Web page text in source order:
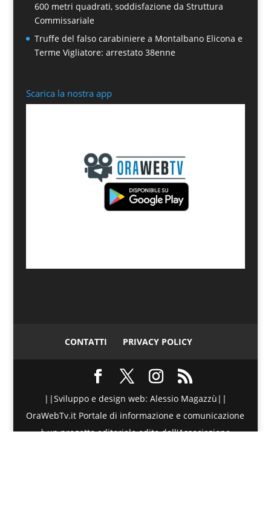
600 metri quadrati, soddisfazione da Struttura
Commissariale
Truffe del falso carabiniere a Montalbano Elicona e
Terme Vigliatore: arrestato 38enne
Scarica la nostra app
CONTATTI PRIVACY POLICY
||Sviluppo e design web: Alessio Magazzù||
OraWebTv.it Portale di informazione e comunicazione
è un progetto editoriale edito dall'Associazione